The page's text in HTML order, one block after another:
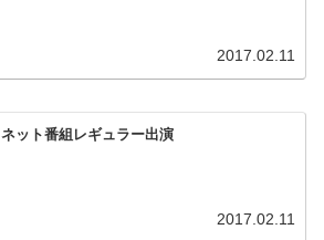
2017.02.11
ネット番組レギュラー出演
2017.02.11